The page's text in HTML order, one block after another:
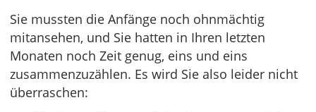
Sie mussten die Anfänge noch ohnmächtig
mitansehen, und Sie hatten in Ihren letzten
Monaten noch Zeit genug, eins und eins
zusammenzuzählen. Es wird Sie also leider nicht
überraschen: